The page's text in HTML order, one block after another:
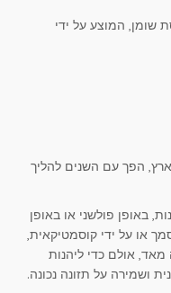
שומן, המוצע על ידי
הפך עם השנים להליך
באופן פולשני או באופן
או על ידי קוסמטיקאית,
אולם כדי ליהנות
ושמירה על תזונה נכונה.